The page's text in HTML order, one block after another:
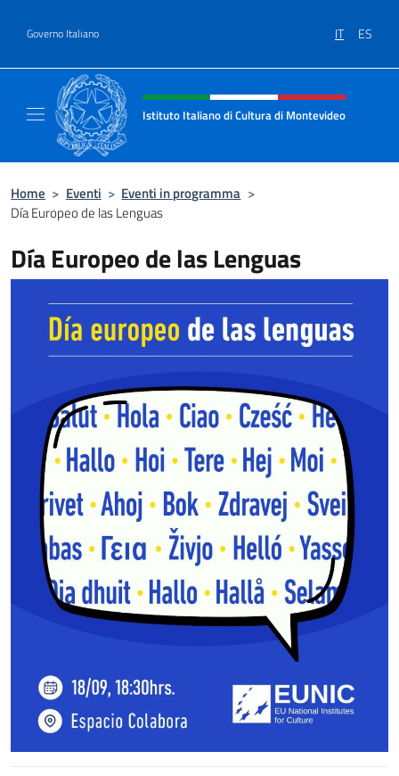
Governo Italiano IT ES
Intestazione sito, social e menù
Istituto Italiano di Cultura di Montevideo
Home > Eventi > Eventi in programma >
Día Europeo de las Lenguas
Día Europeo de las Lenguas